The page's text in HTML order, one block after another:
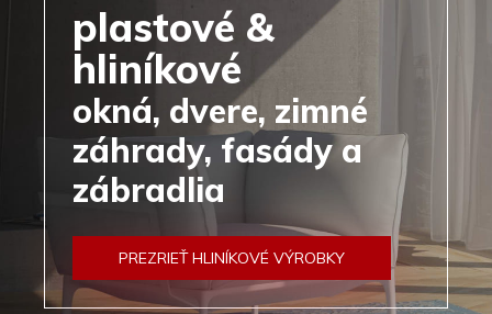
plastové &
hliníkové
okná, dvere, zimné
záhrady, fasády a
zábradlia
PREZRIEŤ HLINÍKOVÉ VÝROBKY